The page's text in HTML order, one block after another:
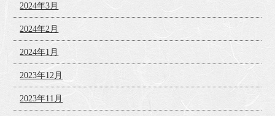
2024年3月
2024年2月
2024年1月
2023年12月
2023年11月